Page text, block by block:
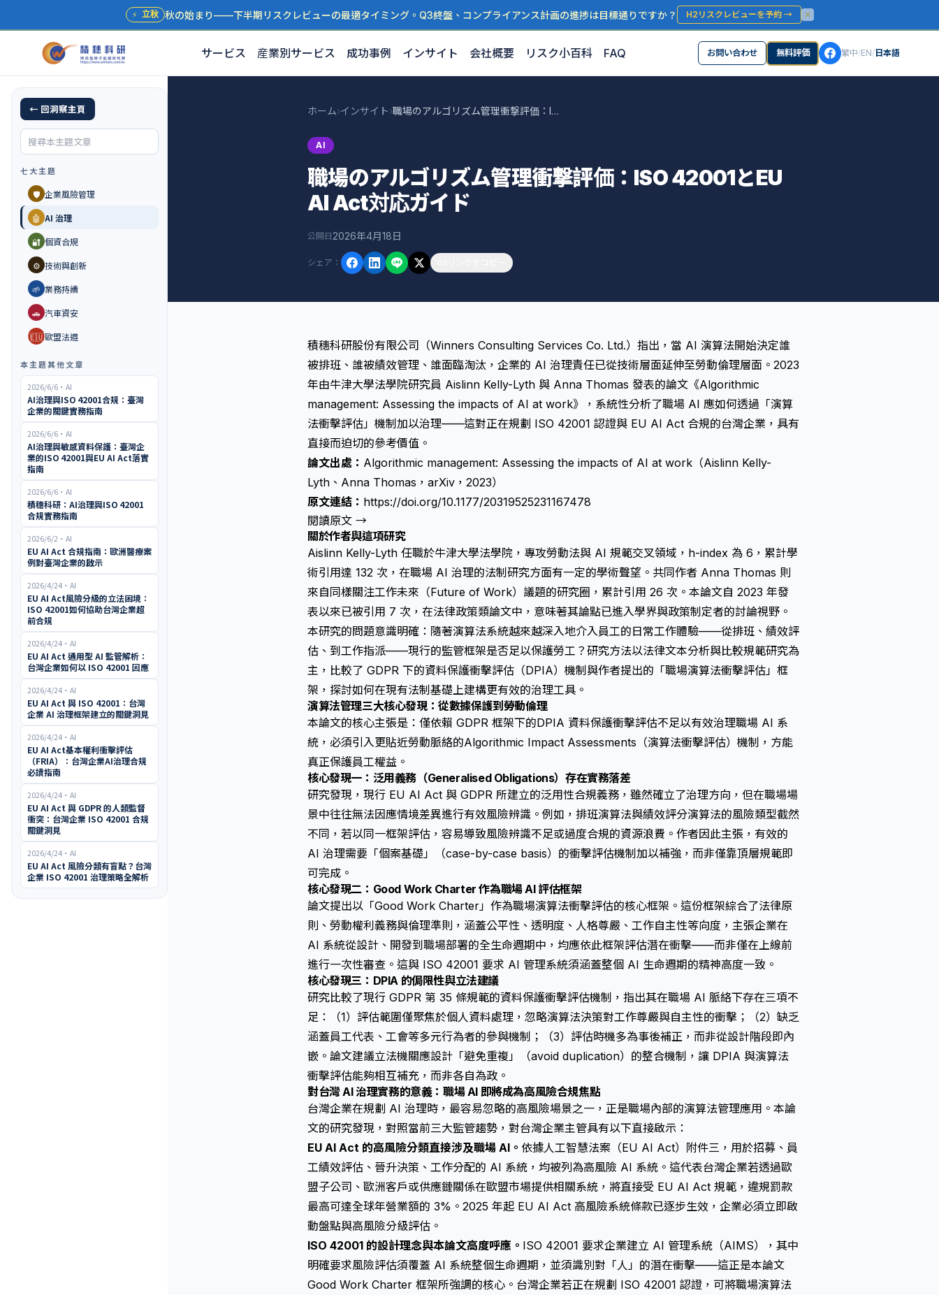
⚡ 立秋 秋の始まり——下半期リスクレビューの最適タイミング。Q3終盤、コンプライアンス計画の進捗は目標通りですか？ H2リスクレビューを予約→
サービス 産業別サービス 成功事例 インサイト 会社概要 リスク小百科 FAQ お問い合わせ 無料評価 繁中/EN/ 日本語
← 回洞察主頁
七大主題
🛡️ 企業風險管理
🤖 AI 治理
🔐 個資合規
⚙️ 技術與創新
🌱 業務持續
🚗 汽車資安
🇪🇺歐盟法遵
本主題其他文章
2026/6/6 ・ AI
AI治理與ISO 42001合規：臺灣
企業的關鍵實務指南
2026/6/6 ・ AI
AI治理與敏感資料保護：臺灣企
業的ISO 42001與EU AI Act落實
指南
2026/6/6 ・ AI
積穗科研：AI治理與ISO 42001
合規實務指南
2026/6/2 ・ AI
EU AI Act 合規指南：歐洲醫療案
例對臺灣企業的啟示
2026/4/24 ・ AI
EU AI Act風險分級的立法困境：
ISO 42001如何協助台灣企業超
前合規
2026/4/24 ・ AI
EU AI Act 通用型 AI 監管解析：
台灣企業如何以 ISO 42001 因應
2026/4/24 ・ AI
EU AI Act 與 ISO 42001：台灣
企業 AI 治理框架建立的關鍵洞見
2026/4/24 ・ AI
EU AI Act基本權利衝擊評估
（FRIA）：台灣企業AI治理合規
必讀指南
2026/4/24 ・ AI
EU AI Act 與 GDPR 的人類監督
衝突：台灣企業 ISO 42001 合規
關鍵洞見
2026/4/24 ・ AI
EU AI Act 風險分類有盲點？台灣
企業 ISO 42001 治理策略全解析
ホーム›インサイト› 職場のアルゴリズム管理衝撃評価：ISO 42001とEU AI Act対応ガイド
AI
職場のアルゴリズム管理衝撃評価：ISO 42001とEU
AI Act対応ガイド
公開日 2026年4月18日
シェア ：
積穗科研股份有限公司（Winners Consulting Services Co. Ltd.）指出，當 AI 演算法開始決定誰
被排班、誰被績效管理、誰面臨淘汰，企業的 AI 治理責任已從技術層面延伸至勞動倫理層面。2023
年由牛津大學法學院研究員 Aislinn Kelly-Lyth 與 Anna Thomas 發表的論文《Algorithmic
management: Assessing the impacts of AI at work》，系統性分析了職場 AI 應如何透過「演算
法衝擊評估」機制加以治理——這對正在規劃 ISO 42001 認證與 EU AI Act 合規的台灣企業，具有
直接而迫切的參考價值。
論文出處： Algorithmic management: Assessing the impacts of AI at work（Aislinn Kelly-
Lyth、Anna Thomas，arXiv，2023）
原文連結： https://doi.org/10.1177/20319525231167478
閱讀原文 →
關於作者與這項研究
Aislinn Kelly-Lyth 任職於牛津大學法學院，專攻勞動法與 AI 規範交叉領域，h-index 為 6，累計學
術引用達 132 次，在職場 AI 治理的法制研究方面有一定的學術聲望。共同作者 Anna Thomas 則
來自同樣關注工作未來（Future of Work）議題的研究圈，累計引用 26 次。本論文自 2023 年發
表以來已被引用 7 次，在法律政策類論文中，意味著其論點已進入學界與政策制定者的討論視野。
本研究的問題意識明確：隨著演算法系統越來越深入地介入員工的日常工作體驗——從排班、績效評
估、到工作指派——現行的監管框架是否足以保護勞工？研究方法以法律文本分析與比較規範研究為
主，比較了 GDPR 下的資料保護衝擊評估（DPIA）機制與作者提出的「職場演算法衝擊評估」框
架，探討如何在現有法制基礎上建構更有效的治理工具。
演算法管理三大核心發現：從數據保護到勞動倫理
本論文的核心主張是：僅依賴 GDPR 框架下的DPIA 資料保護衝擊評估不足以有效治理職場 AI 系
統，必須引入更貼近勞動脈絡的Algorithmic Impact Assessments（演算法衝擊評估） 機制，方能
真正保護員工權益。
核心發現一：泛用義務（Generalised Obligations）存在實務落差
研究發現，現行 EU AI Act 與 GDPR 所建立的泛用性合規義務，雖然確立了治理方向，但在職場場
景中往往無法因應情境差異進行有效風險辨識。例如，排班演算法與績效評分演算法的風險類型截然
不同，若以同一框架評估，容易導致風險辨識不足或過度合規的資源浪費。作者因此主張，有效的
AI 治理需要「個案基礎」（case-by-case basis）的衝擊評估機制加以補強，而非僅靠頂層規範即
可完成。
核心發現二：Good Work Charter 作為職場 AI 評估框架
論文提出以「Good Work Charter」作為職場演算法衝擊評估的核心框架。這份框架綜合了法律原
則、勞動權利義務與倫理準則，涵蓋公平性、透明度、人格尊嚴、工作自主性等向度，主張企業在
AI 系統從設計、開發到職場部署的全生命週期中，均應依此框架評估潛在衝擊——而非僅在上線前
進行一次性審查。這與 ISO 42001 要求 AI 管理系統須涵蓋整個 AI 生命週期的精神高度一致。
核心發現三：DPIA 的侷限性與立法建議
研究比較了現行 GDPR 第 35 條規範的資料保護衝擊評估機制，指出其在職場 AI 脈絡下存在三項不
足：（1）評估範圍僅聚焦於個人資料處理，忽略演算法決策對工作尊嚴與自主性的衝擊；（2）缺乏
涵蓋員工代表、工會等多元行為者的參與機制；（3）評估時機多為事後補正，而非從設計階段即內
嵌。論文建議立法機關應設計「避免重複」（avoid duplication）的整合機制，讓 DPIA 與演算法
衝擊評估能夠相互補充，而非各自為政。
對台灣 AI 治理實務的意義：職場 AI 即將成為高風險合規焦點
台灣企業在規劃 AI 治理時，最容易忽略的高風險場景之一，正是職場內部的演算法管理應用。本論
文的研究發現，對照當前三大監管趨勢，對台灣企業主管具有以下直接啟示：
EU AI Act 的高風險分類直接涉及職場 AI。 依據人工智慧法案（EU AI Act） 附件三，用於招募、員
工績效評估、晉升決策、工作分配的 AI 系統，均被列為高風險 AI 系統。這代表台灣企業若透過歐
盟子公司、歐洲客戶或供應鏈關係在歐盟市場提供相關系統，將直接受 EU AI Act 規範，違規罰款
最高可達全球年營業額的 3%。2025 年起 EU AI Act 高風險系統條款已逐步生效，企業必須立即啟
動盤點與高風險分級評估 。
ISO 42001 的設計理念與本論文高度呼應。 ISO 42001 要求企業建立 AI 管理系統（AIMS），其中
明確要求風險評估須覆蓋 AI 系統整個生命週期，並須識別對「人」的潛在衝擊——這正是本論文
Good Work Charter 框架所強調的核心。台灣企業若正在規劃 ISO 42001 認證，可將職場演算法